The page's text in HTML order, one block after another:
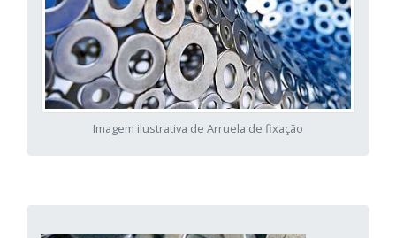
Imagem ilustrativa de Arruela de fixação